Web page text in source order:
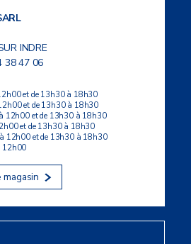
INDRE
38 47 06
et de 13h30 à 18h30
et de 13h30 à 18h30
12h00 et de 13h30 à 18h30
et de 13h30 à 18h30
à 12h00 et de 13h30 à 18h30
12h00